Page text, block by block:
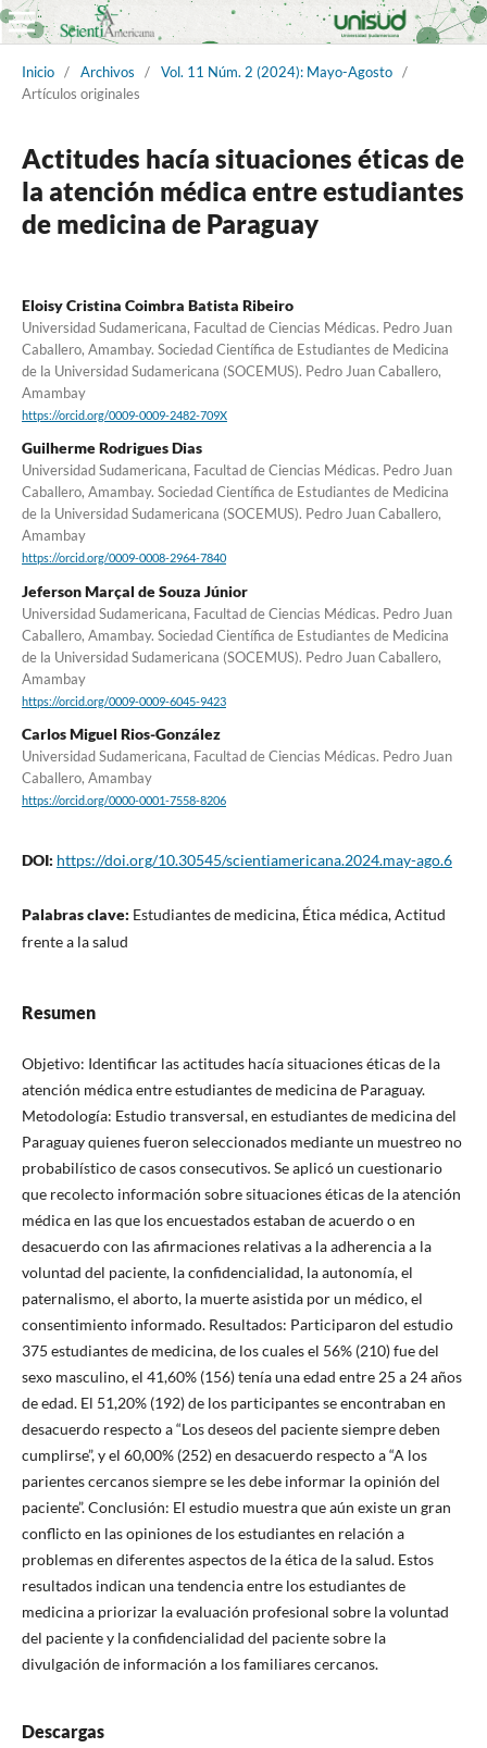
Inicio / Archivos / Vol. 11 Núm. 2 (2024): Mayo-Agosto /
Artículos originales
Actitudes hacía situaciones éticas de
la atención médica entre estudiantes
de medicina de Paraguay
Eloisy Cristina Coimbra Batista Ribeiro
Universidad Sudamericana, Facultad de Ciencias Médicas. Pedro Juan
Caballero, Amambay. Sociedad Científica de Estudiantes de Medicina
de la Universidad Sudamericana (SOCEMUS). Pedro Juan Caballero,
Amambay
https://orcid.org/0009-0009-2482-709X
Guilherme Rodrigues Dias
Universidad Sudamericana, Facultad de Ciencias Médicas. Pedro Juan
Caballero, Amambay. Sociedad Científica de Estudiantes de Medicina
de la Universidad Sudamericana (SOCEMUS). Pedro Juan Caballero,
Amambay
https://orcid.org/0009-0008-2964-7840
Jeferson Marçal de Souza Júnior
Universidad Sudamericana, Facultad de Ciencias Médicas. Pedro Juan
Caballero, Amambay. Sociedad Científica de Estudiantes de Medicina
de la Universidad Sudamericana (SOCEMUS). Pedro Juan Caballero,
Amambay
https://orcid.org/0009-0009-6045-9423
Carlos Miguel Rios-González
Universidad Sudamericana, Facultad de Ciencias Médicas. Pedro Juan
Caballero, Amambay
https://orcid.org/0000-0001-7558-8206
DOI: https://doi.org/10.30545/scientiamericana.2024.may-ago.6
Palabras clave: Estudiantes de medicina, Ética médica, Actitud
frente a la salud
Resumen
Objetivo: Identificar las actitudes hacía situaciones éticas de la
atención médica entre estudiantes de medicina de Paraguay.
Metodología: Estudio transversal, en estudiantes de medicina del
Paraguay quienes fueron seleccionados mediante un muestreo no
probabilístico de casos consecutivos. Se aplicó un cuestionario
que recolecto información sobre situaciones éticas de la atención
médica en las que los encuestados estaban de acuerdo o en
desacuerdo con las afirmaciones relativas a la adherencia a la
voluntad del paciente, la confidencialidad, la autonomía, el
paternalismo, el aborto, la muerte asistida por un médico, el
consentimiento informado. Resultados: Participaron del estudio
375 estudiantes de medicina, de los cuales el 56% (210) fue del
sexo masculino, el 41,60% (156) tenía una edad entre 25 a 24 años
de edad. El 51,20% (192) de los participantes se encontraban en
desacuerdo respecto a “Los deseos del paciente siempre deben
cumplirse”, y el 60,00% (252) en desacuerdo respecto a “A los
parientes cercanos siempre se les debe informar la opinión del
paciente”. Conclusión: El estudio muestra que aún existe un gran
conflicto en las opiniones de los estudiantes en relación a
problemas en diferentes aspectos de la ética de la salud. Estos
resultados indican una tendencia entre los estudiantes de
medicina a priorizar la evaluación profesional sobre la voluntad
del paciente y la confidencialidad del paciente sobre la
divulgación de información a los familiares cercanos.
Descargas